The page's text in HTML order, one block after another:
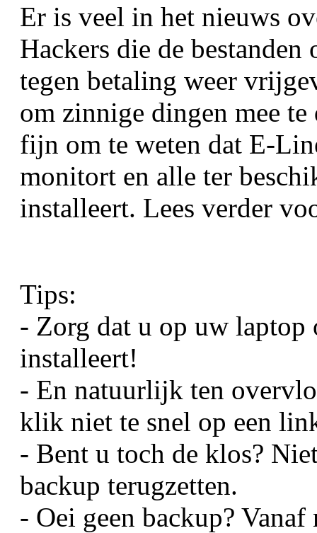
Er is veel in het nieuws
Hackers die de
tegen betaling weer
om zinnige dingen mee
fijn om te weten dat E-
monitort en alle ter
installeert. Lees verder
Tips:
- Zorg dat u op uw laptop
installeert!
- En natuurlijk ten
klik niet te snel op een
- Bent u toch de klos?
backup terugzetten.
- Oei geen backup?